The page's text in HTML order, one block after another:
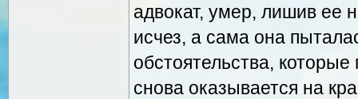
адвокат, умер, лишив ее
исчез, а сама она
обстоятельства,
снова оказывается на